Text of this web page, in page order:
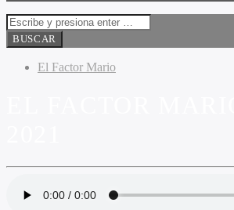
El Factor Mario